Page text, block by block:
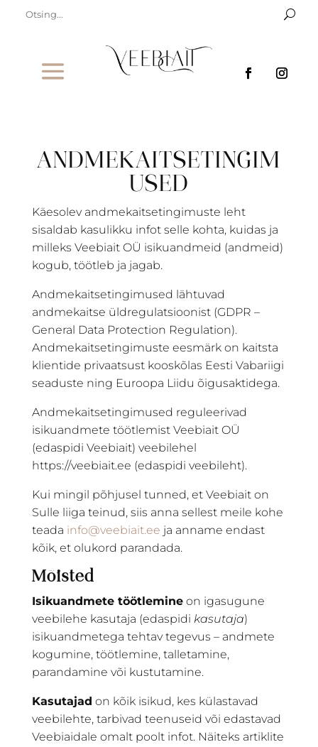
ANDMEKAITSETINGIM
USED
Käesolev andmekaitsetingimuste leht
sisaldab kasulikku infot selle kohta, kuidas ja
milleks Veebiait OÜ isikuandmeid (andmeid)
kogub, töötleb ja jagab.
Andmekaitsetingimused lähtuvad
andmekaitse üldregulatsioonist (GDPR –
General Data Protection Regulation).
Andmekaitsetingimuste eesmärk on kaitsta
klientide privaatsust kooskõlas Eesti Vabariigi
seaduste ning Euroopa Liidu õigusaktidega.
Andmekaitsetingimused reguleerivad
isikuandmete töötlemist Veebiait OÜ
(edaspidi Veebiait) veebilehel
https://veebiait.ee (edaspidi veebileht).
Kui mingil põhjusel tunned, et Veebiait on
Sulle liiga teinud, siis anna sellest meile kohe
teada info@veebiait.ee ja anname endast
kõik, et olukord parandada.
Mõisted
Isikuandmete töötlemineon igasugune
veebilehe kasutaja (edaspidi kasutaja)
isikuandmetega tehtav tegevus – andmete
kogumine, töötlemine, talletamine,
parandamine või kustutamine.
Kasutajad on kõik isikud, kes külastavad
veebilehte, tarbivad teenuseid või edastavad
Veebiaidale omalt poolt infot. Näiteks artiklite